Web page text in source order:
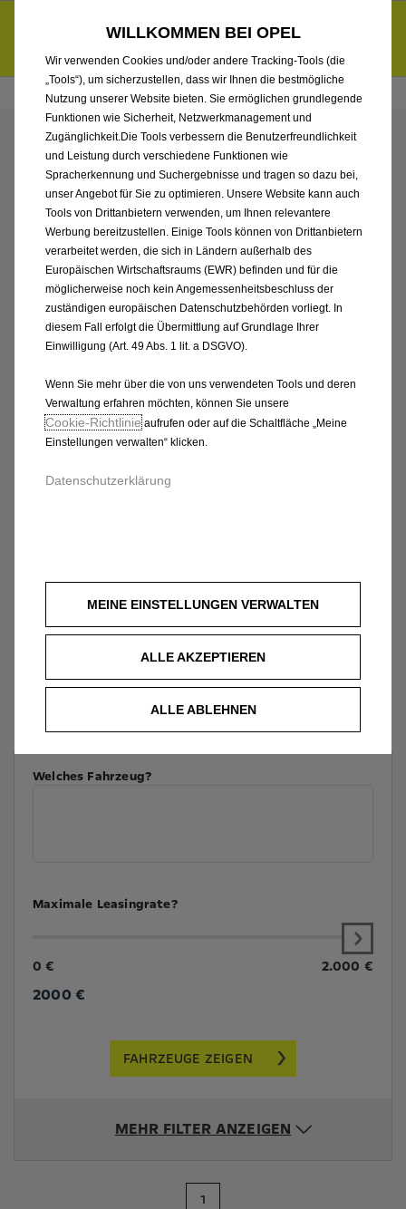
6.000 € staatliche Förderungsprämie für E-Autos und Plug-in-
Hybride. Mehr erfahren >>
ENTDECKEN SIE ALLE
GRANDLAND MIT PLUG-
IN-HYBRID ANTRIEB
VON KADEA BERLIN
GMBH
Welches Fahrzeug?
Maximale Leasingrate?
0 € 2.000 €
2000 €
FAHRZEUGE ZEIGEN
MEHR FILTER ANZEIGEN
1
WILLKOMMEN BEI OPEL
Wir verwenden Cookies und/oder andere Tracking-Tools (die
„Tools“), um sicherzustellen, dass wir Ihnen die bestmögliche
Nutzung unserer Website bieten. Sie ermöglichen grundlegende
Funktionen wie Sicherheit, Netzwerkmanagement und
Zugänglichkeit.Die Tools verbessern die Benutzerfreundlichkeit
und Leistung durch verschiedene Funktionen wie
Spracherkennung und Suchergebnisse und tragen so dazu bei,
unser Angebot für Sie zu optimieren. Unsere Website kann auch
Tools von Drittanbietern verwenden, um Ihnen relevantere
Werbung bereitzustellen. Einige Tools können von Drittanbietern
verarbeitet werden, die sich in Ländern außerhalb des
Europäischen Wirtschaftsraums (EWR) befinden und für die
möglicherweise noch kein Angemessenheitsbeschluss der
zuständigen europäischen Datenschutzbehörden vorliegt. In
diesem Fall erfolgt die Übermittlung auf Grundlage Ihrer
Einwilligung (Art. 49 Abs. 1 lit. a DSGVO).
Wenn Sie mehr über die von uns verwendeten Tools und deren
Verwaltung erfahren möchten, können Sie unsere
Cookie‑Richtlinieaufrufen oder auf die Schaltfläche „Meine
Einstellungen verwalten“ klicken.
Datenschutzerklärung
MEINE EINSTELLUNGEN VERWALTEN
ALLE AKZEPTIEREN
ALLE ABLEHNEN